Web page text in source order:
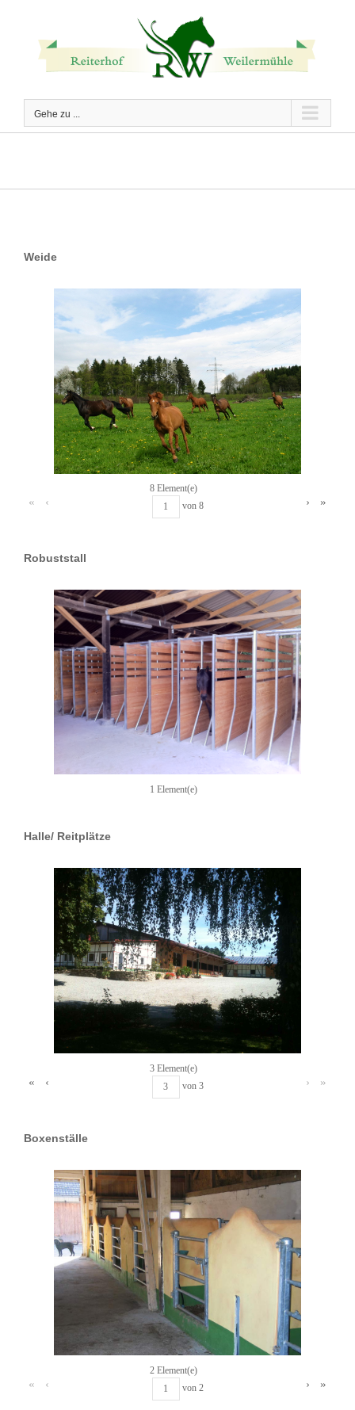
springen
Gehe zu ...
Weide
8 Element(e)
« ‹ von 8 › »
Robuststall
1 Element(e)
Halle/ Reitplätze
3 Element(e)
« ‹ von 3 › »
Boxenställe
2 Element(e)
« ‹ von 2 › »